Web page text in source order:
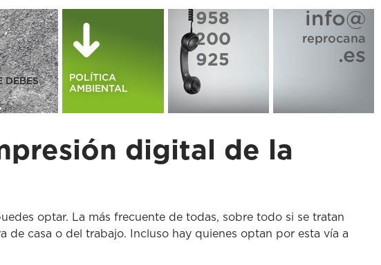
DEBES
POLÍTICA
AMBIENTAL
958
200
925
info@
reprocana
.es
digital de la
optar. La más frecuente de todas, sobre todo si se tratan
casa o del trabajo. Incluso hay quienes optan por esta vía a